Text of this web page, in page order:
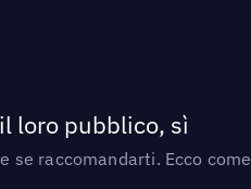
loro pubblico, sì
se raccomandarti. Ecco